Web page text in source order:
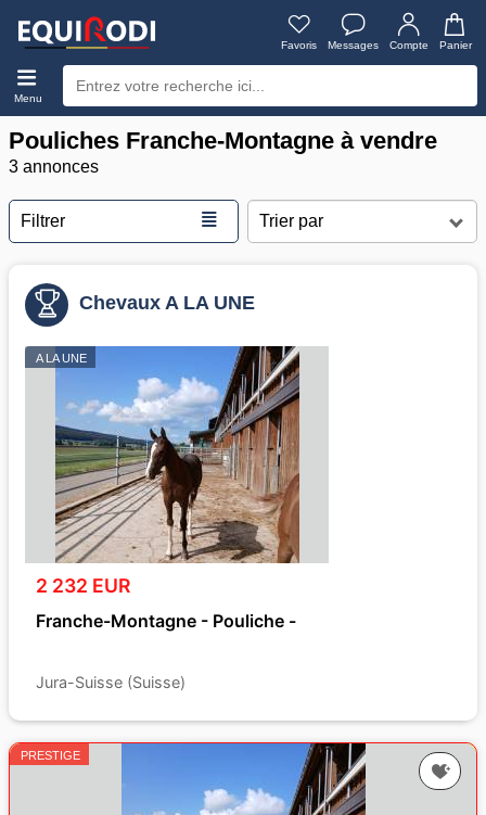
Favoris Messages Compte Panier
Menu
Pouliches Franche-Montagne à vendre
3 annonces
Filtrer ≣
Chevaux A LA UNE
A LA UNE
2 232 EUR
Franche-Montagne - Pouliche -
Jura-Suisse (Suisse)
PRESTIGE